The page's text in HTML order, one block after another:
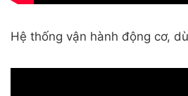
Hệ thống vận hành động cơ,